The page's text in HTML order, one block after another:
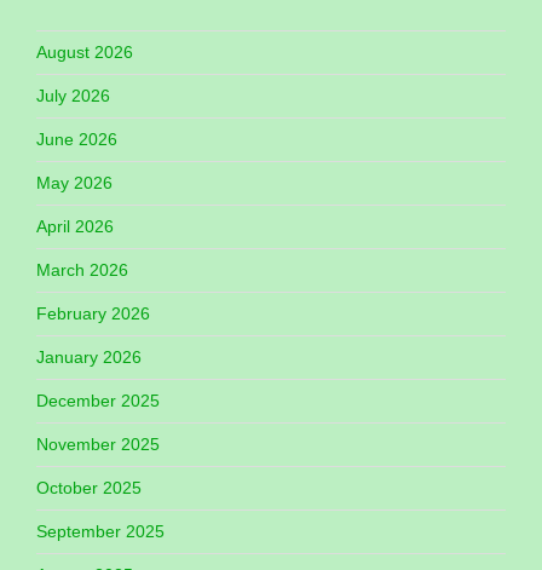
August 2026
July 2026
June 2026
May 2026
April 2026
March 2026
February 2026
January 2026
December 2025
November 2025
October 2025
September 2025